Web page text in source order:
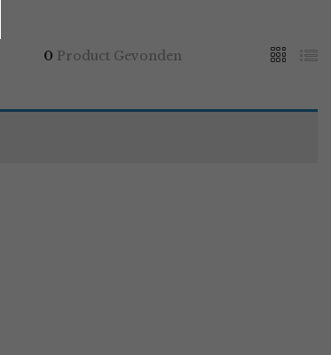
0 Product Gevonden